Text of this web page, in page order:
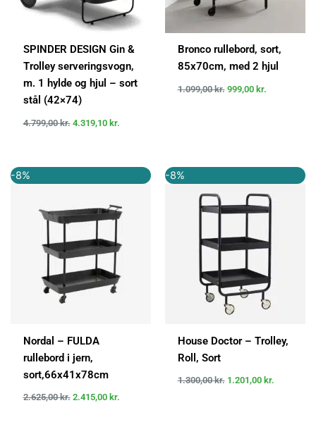
SPINDER DESIGN Gin &
Trolley serveringsvogn,
m. 1 hylde og hjul – sort
stål (42×74)
4.799,00kr. 4.319,10 kr.
Bronco rullebord, sort,
85x70cm, med 2 hjul
1.099,00kr. 999,00 kr.
-8%
Nordal – FULDA
rullebord i jern,
sort,66x41x78cm
2.625,00kr.
oprindelige
var:
2.625,00 kr..
2.415,00 kr.
aktuelle
er:
2.415,00 kr..
-8%
House Doctor – Trolley,
Roll, Sort
1.300,00kr.
oprindelige
var:
1.300,00 kr..
1.201,00 kr.
aktuelle